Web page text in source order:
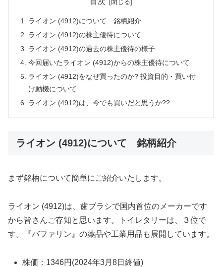
ライオン (4912)について 銘柄紹介
ライオン (4912)の株主優待について
ライオン (4912)の過去の株主優待の様子
今回届いたライオン (4912)からの株主優待について
ライオン (4912)をなぜ買ったのか? 投資目的・買い付
け動機について
ライオン (4912)は、今でも買いだと思うか??
ライオン (4912)について 銘柄紹介
まず銘柄について簡単にご紹介いたします。
ライオン (4912)は、歯ブラシで国内首位のメーカーです
から皆さんご存知と思います。トイレタリーは、３位で
す。『バファリン』の薬品や工業用品も展開しています。
株価：1346円(2024年3月8日終値)